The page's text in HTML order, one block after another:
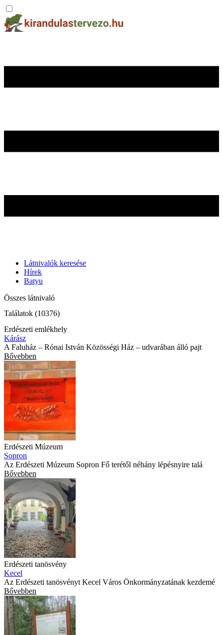
Látnivalók keresése
Hírek
Batyu
Összes látnivaló
Találatok (10376)
Erdészeti emlékhely
Kárász
A Faluház – Rónai István Közösségi Ház – udvarában álló pajt
Bővebben
Erdészeti Múzeum
Sopron
Az Erdészeti Múzeum Sopron Fő terétől néhány lépésnyire talá
Bővebben
Erdészeti tanösvény
Kecel
Az Erdészeti tanösvényt Kecel Város Önkormányzatának kezdemé
Bővebben